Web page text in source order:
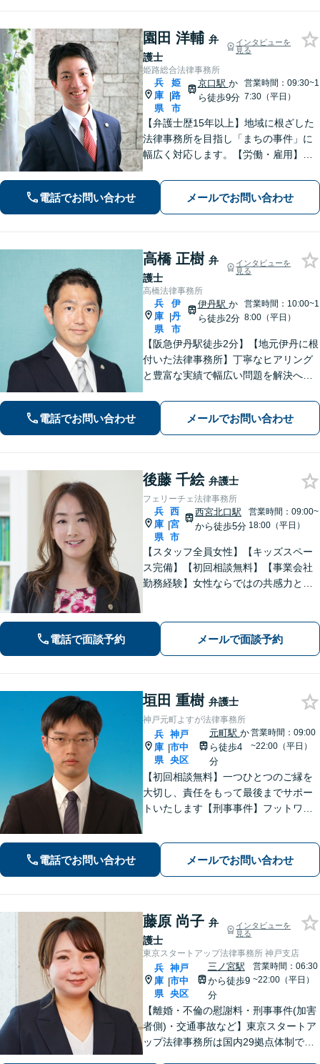
園田 洋輔 弁
護士
インタビューを
見る
姫路総合法律事務所
兵
庫
県
|
姫
路
市
京口駅 か
ら徒歩9分
営業時間：09:30~1
7:30（平日）
【弁護士歴15年以上】地域に根ざした
法律事務所を目指し「まちの事件」に
幅広く対応します。【労働・雇用】残
せんか？正しい知識で正当な権利を主
張します。【相続・遺言】遺言書作成
のサポートはお任せください。
電話でお問い合わせ メールでお問い合わせ
高橋 正樹 弁
護士
インタビューを
見る
高橋法律事務所
兵
庫
県
|
伊
丹
市
伊丹駅 か
ら徒歩2分
営業時間：10:00~1
8:00（平日）
【阪急伊丹駅徒歩2分】【地元伊丹に根
付いた法律事務所】丁寧なヒアリング
と豊富な実績で幅広い問題を解決へ導
請求／面会交流など【相続・遺言】相
続放棄／遺産分割調停など【電話・メ
ール相談初回無料】【休日夜間対応
可】
電話でお問い合わせ メールでお問い合わせ
後藤 千絵 弁護士
フェリーチェ法律事務所
兵
庫
県
|
西
宮
市
西宮北口駅
から徒歩5分
営業時間：09:00~
18:00（平日）
【スタッフ全員女性】【キッズスペー
ス完備】【初回相談無料】【事業会社
勤務経験】女性ならではの共感力とコ
利を守ります。特に離婚や相続など家
族の事案が得意です。
電話で面談予約 メールで面談予約
垣田 重樹 弁護士
神戸元町よすが法律事務所
兵
庫
県
|
神戸
市中
央区
元町駅 か
ら徒歩4
分
営業時間：09:00
~22:00（平日）
【初回相談無料】一つひとつのご縁を
大切し、責任をもって最後までサポー
トいたします【刑事事件】フットワー
題】経済面やお子さまの将来を見据
え、納得できる解決策を提案【元町駅4
電話でお問い合わせ メールでお問い合わせ
藤原 尚子 弁
護士
インタビューを
見る
東京スタートアップ法律事務所 神戸支店
兵
庫
県
|
神戸
市中
央区
三ノ宮駅
から徒歩9
分
営業時間：06:30
~22:00（平日）
【離婚・不倫の慰謝料・刑事事件(加害
者側)・交通事故など】東京スタートア
ップ法律事務所は国内29拠点体制で全